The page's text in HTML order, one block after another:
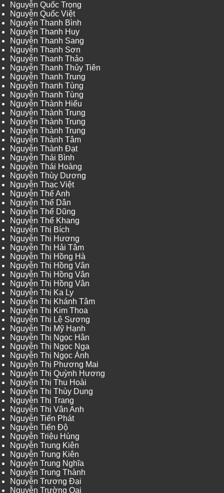
Nguyễn Quốc Trọng
Nguyễn Quốc Việt
Nguyễn Thanh Bình
Nguyễn Thanh Huy
Nguyễn Thanh Sang
Nguyễn Thanh Sơn
Nguyễn Thanh Thảo
Nguyễn Thanh Thủy Tiên
Nguyễn Thanh Trung
Nguyễn Thanh Tùng
Nguyễn Thanh Tùng
Nguyễn Thành Hiếu
Nguyễn Thành Trung
Nguyễn Thành Trung
Nguyễn Thành Trung
Nguyễn Thành Tâm
Nguyễn Thành Đạt
Nguyễn Thái Bình
Nguyễn Thái Hoàng
Nguyễn Thùy Dương
Nguyễn Thạc Việt
Nguyễn Thế Anh
Nguyễn Thế Dân
Nguyễn Thế Dũng
Nguyễn Thế Khang
Nguyễn Thị Bích
Nguyễn Thị Hương
Nguyễn Thị Hải Tâm
Nguyễn Thị Hồng Hà
Nguyễn Thị Hồng Vân
Nguyễn Thị Hồng Vân
Nguyễn Thị Hồng Vân
Nguyễn Thị Ka Ly
Nguyễn Thị Khánh Tâm
Nguyễn Thị Kim Thoa
Nguyễn Thị Lệ Sương
Nguyễn Thị Mỹ Hạnh
Nguyễn Thị Ngọc Hân
Nguyễn Thị Ngọc Nga
Nguyễn Thị Ngọc Ánh
Nguyễn Thị Phương Mai
Nguyễn Thị Quỳnh Hương
Nguyễn Thị Thu Hoài
Nguyễn Thị Thùy Dung
Nguyễn Thị Trang
Nguyễn Thị Vân Anh
Nguyễn Tiến Phát
Nguyễn Tiến Độ
Nguyễn Triệu Hùng
Nguyễn Trung Kiên
Nguyễn Trung Kiên
Nguyễn Trung Nghĩa
Nguyễn Trung Thành
Nguyễn Trương Đại
Nguyễn Trường Oai